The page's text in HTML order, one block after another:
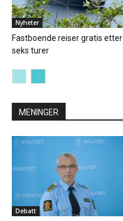
Nyheter
Fastboende reiser gratis etter
seks turer
MENINGER
Debatt